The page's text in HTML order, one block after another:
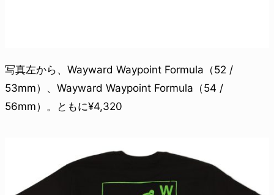
写真左から、Wayward Waypoint Formula（52 /
53mm）、Wayward Waypoint Formula（54 /
56mm）。ともに¥4,320